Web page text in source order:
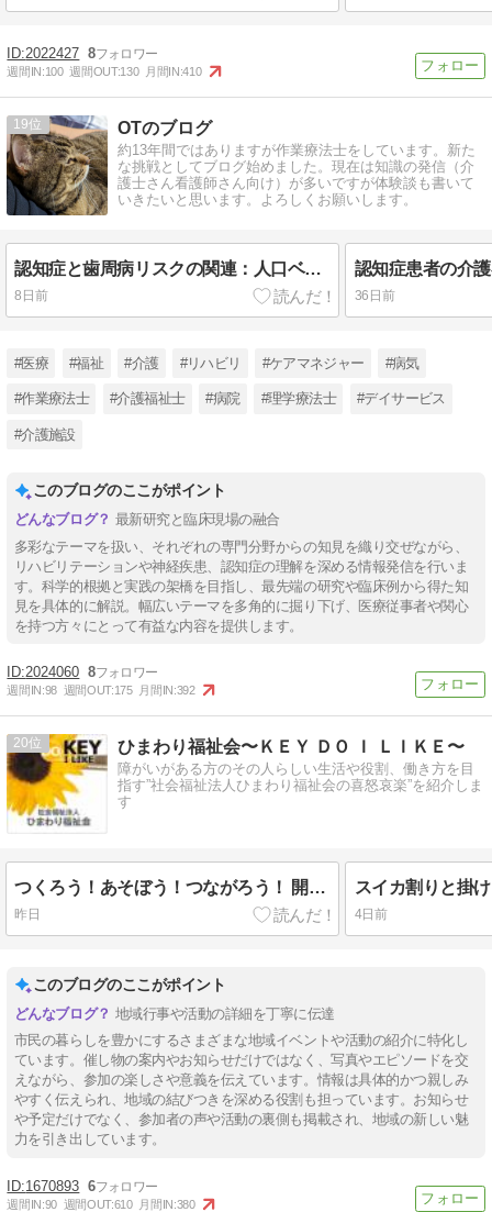
2022427 8
週間IN:100 週間OUT:130 月間IN:410
19 OTのブログ
約13年間ではありますが作業療法士をしています。新た
な挑戦としてブログ始めました。現在は知識の発信（介
護士さん看護師さん向け）が多いですが体験談も書いて
いきたいと思います。よろしくお願いします。
認知症と歯周病リスクの関連：人口ベースのコホート研究
8日前 36日前
#医療 #福祉 #介護 #リハビリ #ケアマネジャー #病気
#作業療法士 #介護福祉士 #病院 #理学療法士 #デイサービス
#介護施設
このブログのここがポイント
最新研究と臨床現場の融合
多彩なテーマを扱い、それぞれの専門分野からの知見を織り交ぜながら、
リハビリテーションや神経疾患、認知症の理解を深める情報発信を行いま
す。科学的根拠と実践の架橋を目指し、最先端の研究や臨床例から得た知
見を具体的に解説。幅広いテーマを多角的に掘り下げ、医療従事者や関心
を持つ方々にとって有益な内容を提供します。
2024060 8
週間IN:98 週間OUT:175 月間IN:392
20 ひまわり福祉会〜ＫＥＹ ＤＯ Ｉ ＬＩＫＥ〜
障がいがある方のその人らしい生活や役割、働き方を目
指す”社会福祉法人ひまわり福祉会の喜怒哀楽”を紹介しま
す
つくろう！あそぼう！つながろう！ 開催のお知らせ
昨日 4日前
このブログのここがポイント
地域行事や活動の詳細を丁寧に伝達
市民の暮らしを豊かにするさまざまな地域イベントや活動の紹介に特化し
ています。催し物の案内やお知らせだけではなく、写真やエピソードを交
えながら、参加の楽しさや意義を伝えています。情報は具体的かつ親しみ
やすく伝えられ、地域の結びつきを深める役割も担っています。お知らせ
や予定だけでなく、参加者の声や活動の裏側も掲載され、地域の新しい魅
力を引き出しています。
1670893 6
週間IN:90 週間OUT:610 月間IN:380